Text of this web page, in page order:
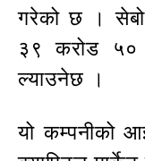
गरेको छ ।
३९ करोड ५०
ल्याउनेछ ।
यो कम्पनीको